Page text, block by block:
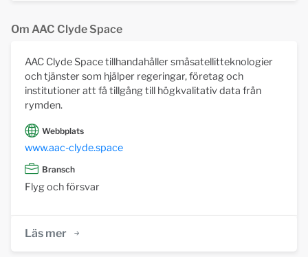
Om AAC Clyde Space
AAC Clyde Space tillhandahåller småsatellitteknologier
och tjänster som hjälper regeringar, företag och
institutioner att få tillgång till högkvalitativ data från
rymden.
Webbplats
www.aac-clyde.space
Bransch
Flyg och försvar
Läs mer